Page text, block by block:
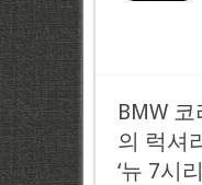
BMW
의 럭셔
‘뉴 7시